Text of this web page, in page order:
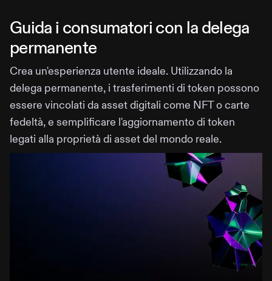
Guida i consumatori con la delega
permanente
Crea un'esperienza utente ideale. Utilizzando la
delega permanente, i trasferimenti di token possono
essere vincolati da asset digitali come NFT o carte
fedeltà, e semplificare l'aggiornamento di token
legati alla proprietà di asset del mondo reale.